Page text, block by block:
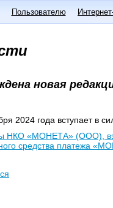
Пользователю
новая
2024 года вступает в
НКО «МОНЕТА» (ООО),
средства платежа